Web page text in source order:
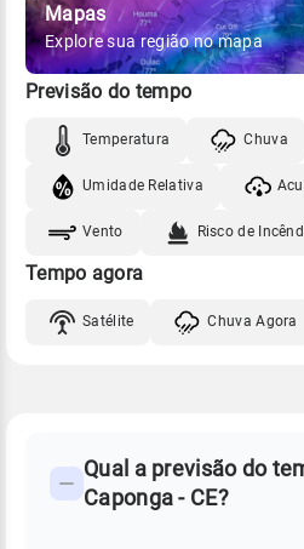
Mapas
Explore sua região no mapa
Previsão do tempo
Temperatura Chuva
Umidade Relativa
Vento Risco de
Tempo agora
Satélite Chuva Agora
TEMPO
Perguntas
Qual a previsão do
Caponga - CE?